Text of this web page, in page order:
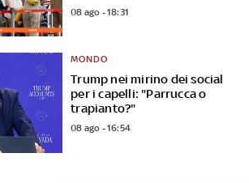
08 ago - 18:31
Trump nei mirino dei social
per i capelli: "Parrucca o
trapianto?"
MONDO
08 ago - 16:54